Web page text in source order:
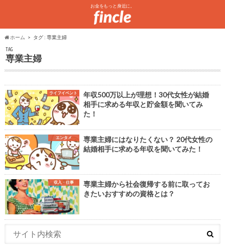
お金をもっと身近に。
ホーム タグ : 専業主婦
TAG
専業主婦
ライフイベント
年収500万以上が理想！30代女性が結婚
相手に求める年収と貯金額を聞いてみ
た！
エンタメ
専業主婦にはなりたくない？ 20代女性の
結婚相手に求める年収を聞いてみた！
収入・仕事
専業主婦から社会復帰する前に取ってお
きたいおすすめの資格とは？